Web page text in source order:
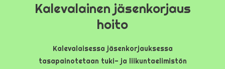
Kalevalainen jäsenkorjaus
hoito
Kalevalaisessa jäsenkorjauksessa
tasapainotetaan tuki- ja liikuntaelimistön